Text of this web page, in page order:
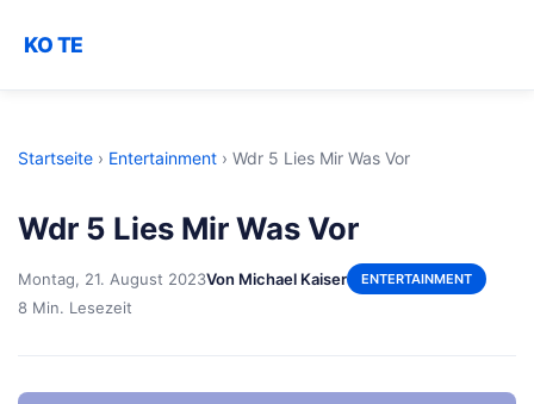
KO TE
Startseite › Entertainment › Wdr 5 Lies Mir Was Vor
Wdr 5 Lies Mir Was Vor
Montag, 21. August 2023Von Michael Kaiser ENTERTAINMENT
8 Min. Lesezeit